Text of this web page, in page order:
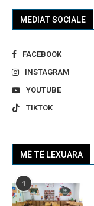
MEDIAT SOCIALE
FACEBOOK
INSTAGRAM
YOUTUBE
TIKTOK
MË TË LEXUARA
1